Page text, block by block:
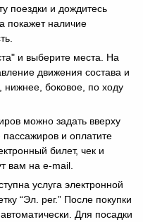
поездки и дождитесь
покажет наличие
и выберите места. На
движения состава и
нижнее, боковое, по ходу
можно задать вверху
и оплатите
билет, чек и
вам на e-mail.
услуга электронной
“Эл. рег.” После покупки
Для посадки